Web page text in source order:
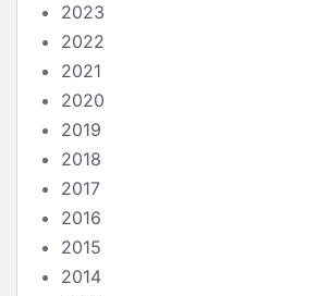
2023
2022
2021
2020
2019
2018
2017
2016
2015
2014